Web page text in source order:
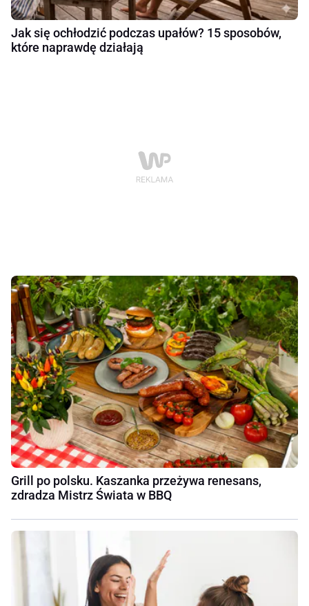
Jak się ochłodzić podczas upałów? 15 sposobów,
które naprawdę działają
Grill po polsku. Kaszanka przeżywa renesans,
zdradza Mistrz Świata w BBQ